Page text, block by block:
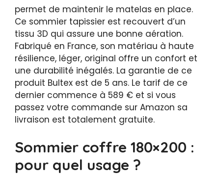
permet de maintenir le matelas en place.
Ce sommier tapissier est recouvert d’un
tissu 3D qui assure une bonne aération.
Fabriqué en France, son matériau à haute
résilience, léger, original offre un confort et
une durabilité inégalés. La garantie de ce
produit Bultex est de 5 ans. Le tarif de ce
dernier commence à 589 € et si vous
passez votre commande sur Amazon sa
livraison est totalement gratuite.
Sommier coffre 180×200 :
pour quel usage ?